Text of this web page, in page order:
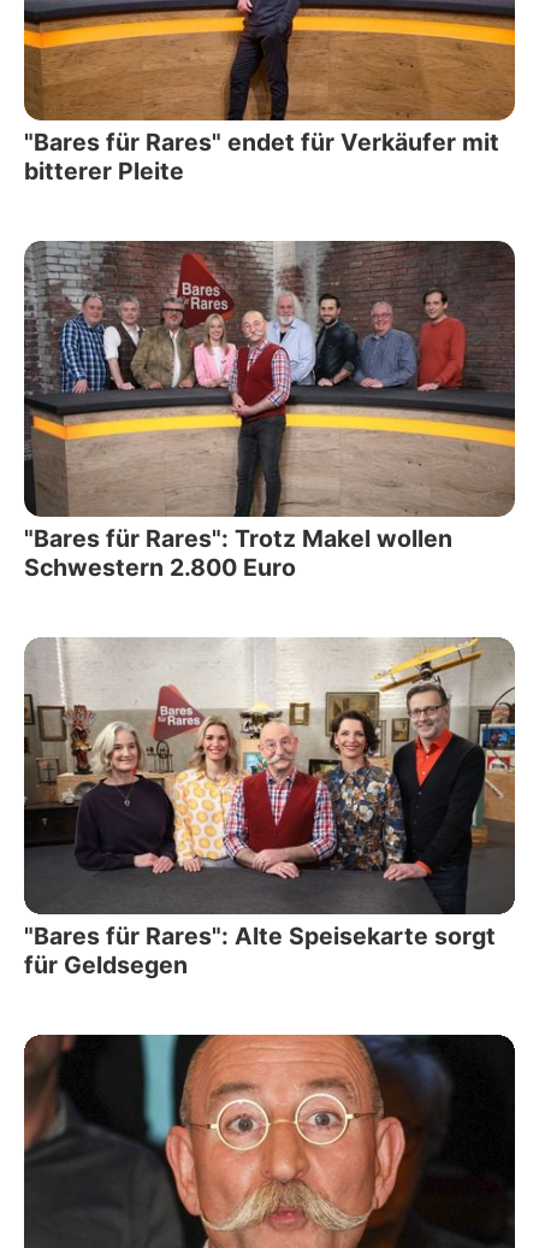
"Bares für Rares" endet für Verkäufer mit
bitterer Pleite
"Bares für Rares": Trotz Makel wollen
Schwestern 2.800 Euro
"Bares für Rares": Alte Speisekarte sorgt
für Geldsegen